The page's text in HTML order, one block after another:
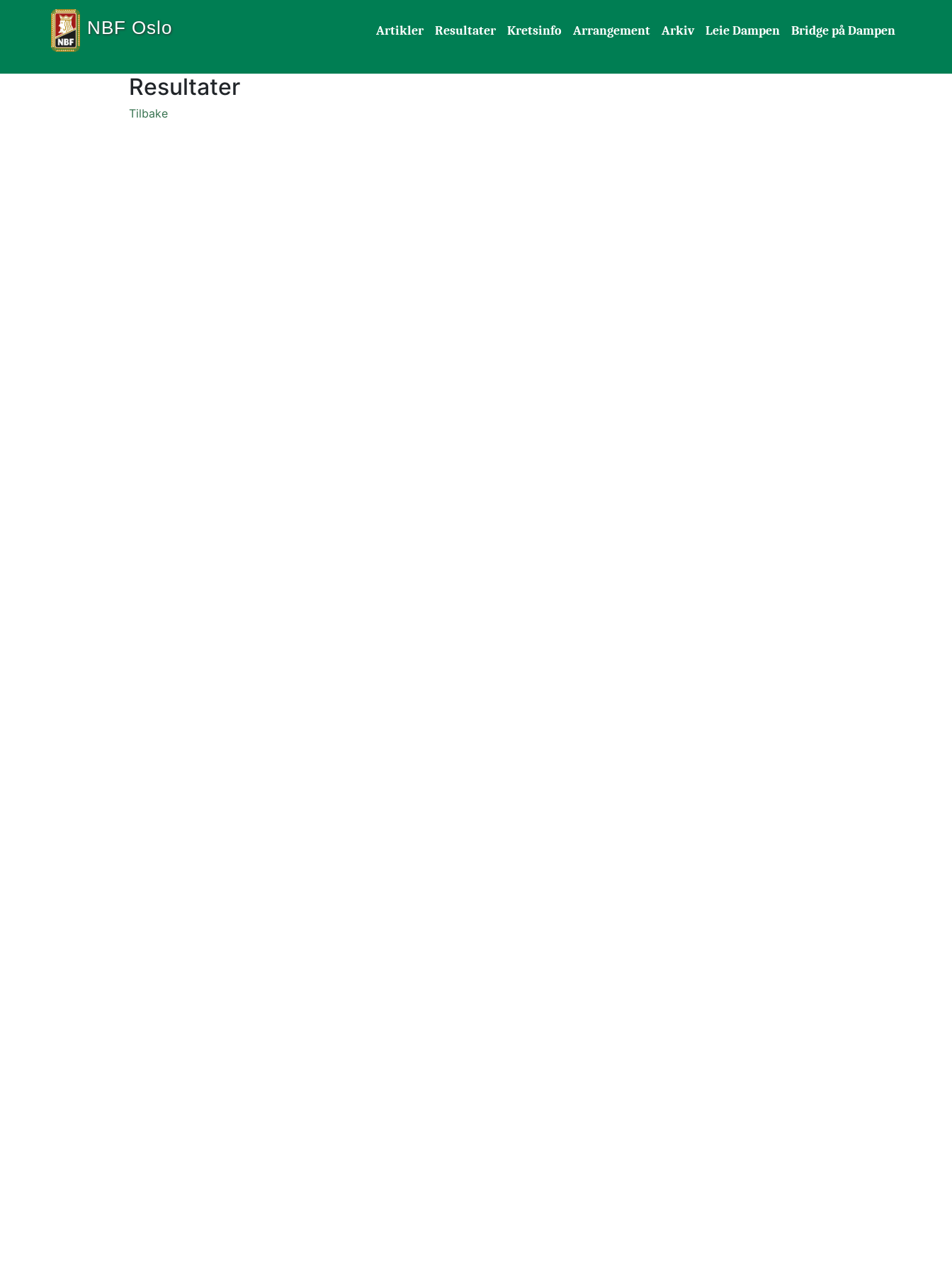
NBF Oslo Artikler Resultater Kretsinfo Arrangement Arkiv Leie Dampen Bridge på Dampen
Resultater
Tilbake